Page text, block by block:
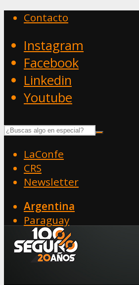
Contacto
Instagram
Facebook
Linkedin
Youtube
LaConfe
CRS
Newsletter
Argentina
Paraguay